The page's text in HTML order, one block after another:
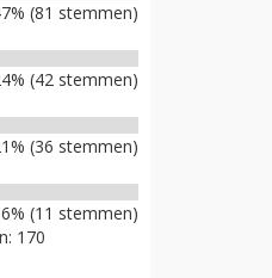
(81 stemmen)
(42 stemmen)
(36 stemmen)
6% (11 stemmen)
170